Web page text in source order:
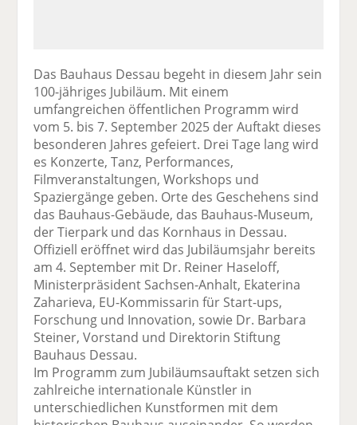
Das Bauhaus Dessau begeht in diesem Jahr sein
100-jähriges Jubiläum. Mit einem
umfangreichen öffentlichen Programm wird
vom 5. bis 7. September 2025 der Auftakt dieses
besonderen Jahres gefeiert. Drei Tage lang wird
es Konzerte, Tanz, Performances,
Filmveranstaltungen, Workshops und
Spaziergänge geben. Orte des Geschehens sind
das Bauhaus-Gebäude, das Bauhaus-Museum,
der Tierpark und das Kornhaus in Dessau.
Offiziell eröffnet wird das Jubiläumsjahr bereits
am 4. September mit Dr. Reiner Haseloff,
Ministerpräsident Sachsen-Anhalt, Ekaterina
Zaharieva, EU-Kommissarin für Start-ups,
Forschung und Innovation, sowie Dr. Barbara
Steiner, Vorstand und Direktorin Stiftung
Bauhaus Dessau.
Im Programm zum Jubiläumsauftakt setzen sich
zahlreiche internationale Künstler in
unterschiedlichen Kunstformen mit dem